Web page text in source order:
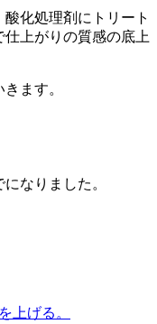
化処理剤にトリート
上がりの質感の底上
ます。
なりました。
上げる。